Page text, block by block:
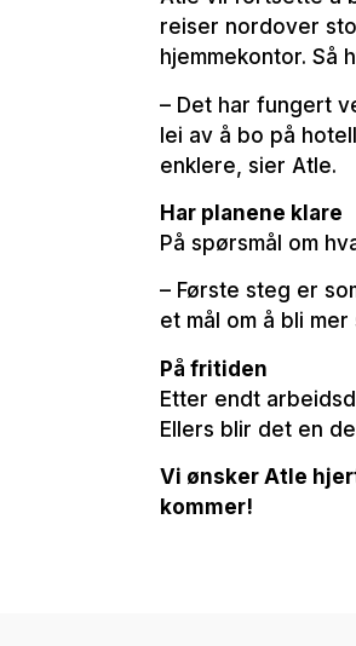
reiser nordover
hjemmekontor. Så
– Det har fungert
lei av å bo på
enklere, sier Atle.
Har planene klare
På spørsmål om
– Første steg er
et mål om å bli
På fritiden
Etter endt
Ellers blir det en
Vi ønsker Atle
kommer!